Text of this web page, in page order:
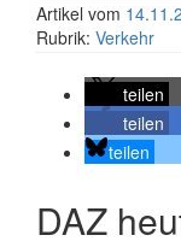
Artikel vom
Rubrik: Verkehr
teilen
teilen
teilen
DAZ